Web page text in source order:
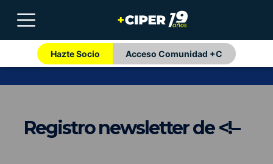
Hazte Socio Acceso Comunidad +C
Registro newsletter de <!–